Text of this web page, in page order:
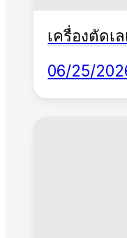
เครื่องตัดเ
06/25/